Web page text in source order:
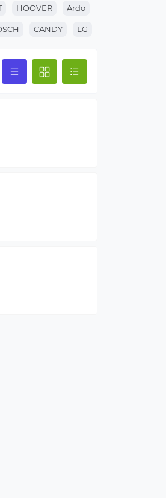
HOOVER Ardo
CANDY LG